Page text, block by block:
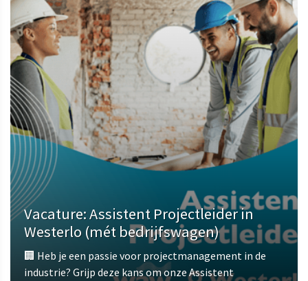
Vacature: Assistent Projectleider in
Westerlo (mét bedrijfswagen)
🏢 Heb je een passie voor projectmanagement in de
industrie? Grijp deze kans om onze Assistent